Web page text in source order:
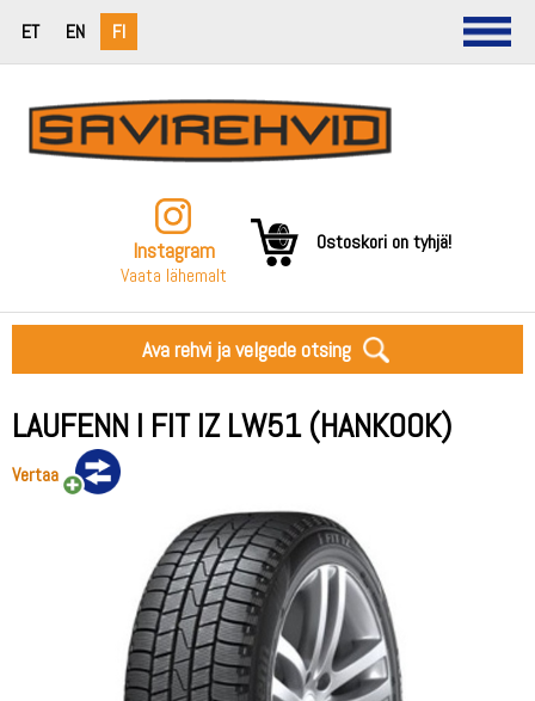
ET EN FI
Instagram
Vaata lähemalt
Ostoskori on tyhjä!
Ava rehvi ja velgede otsing
LAUFENN I FIT IZ LW51 (HANKOOK)
Vertaa